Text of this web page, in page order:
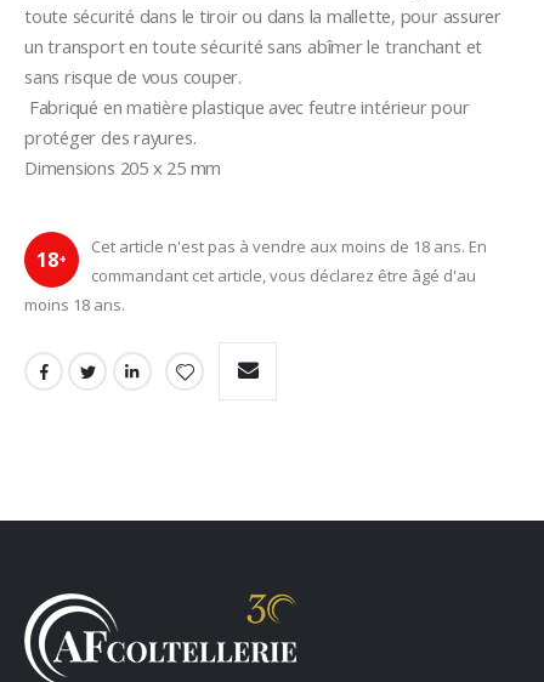
toute sécurité dans le tiroir ou dans la mallette, pour assurer
un transport en toute sécurité sans abîmer le tranchant et
sans risque de vous couper.
protéger des rayures.
Dimensions 205 x 25 mm
18+
Cet article n'est pas à vendre aux moins de 18 ans. En
commandant cet article, vous déclarez être âgé d'au
moins 18 ans.